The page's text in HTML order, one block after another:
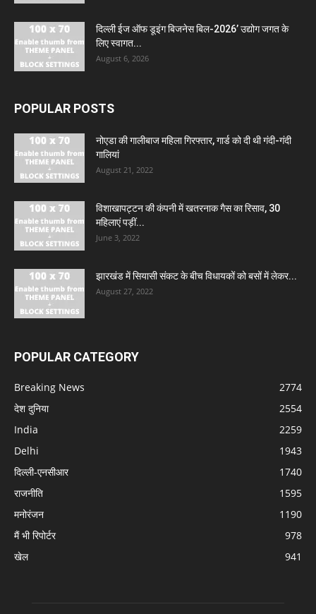
दिल्ली ईज ऑफ डूइंग बिजनेस बिल-2026’ उद्योग जगत के
लिए स्वागत...
August 6, 2026
POPULAR POSTS
नोएडा की गालीबाज महिला गिरफ्तार, गार्ड को दी थी गंदी-गंदी
गालियां
August 21, 2022
विशाखापट्टन की कंपनी में खतरनाक गैस का रिसाव, 30
महिलाएं पड़ीं...
June 3, 2022
झारखंड में सियासी संकट के बीच विधायकों को बसों में लेकर...
August 27, 2022
POPULAR CATEGORY
Breaking News
2774
देश दुनिया
2554
India
2259
Delhi
1943
दिल्ली-एनसीआर
1740
राजनीति
1595
मनोरंजन
1190
मैं भी रिपोर्टर
978
खेल
941